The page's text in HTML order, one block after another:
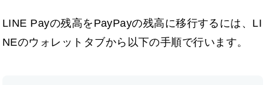
LINE Payの残高をPayPayの残高に移行するには、LI
NEのウォレットタブから以下の手順で行います。